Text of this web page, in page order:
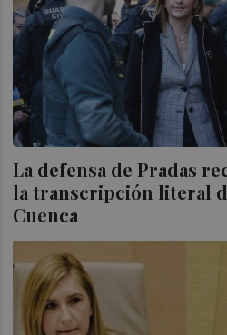
La defensa de Pradas
la transcripción literal
Cuenca